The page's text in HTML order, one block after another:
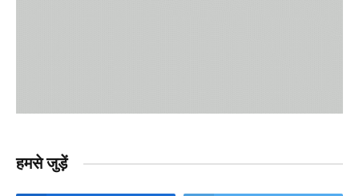
हमसे जुड़ें